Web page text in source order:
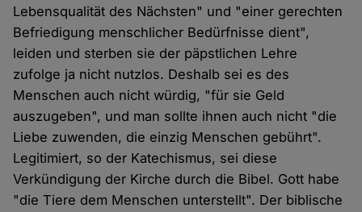
Lebensqualität des Nächsten" und "einer gerechten
Befriedigung menschlicher Bedürfnisse dient",
leiden und sterben sie der päpstlichen Lehre
zufolge ja nicht nutzlos. Deshalb sei es des
Menschen auch nicht würdig, "für sie Geld
auszugeben", und man sollte ihnen auch nicht "die
Liebe zuwenden, die einzig Menschen gebührt".
Legitimiert, so der Katechismus, sei diese
Verkündigung der Kirche durch die Bibel. Gott habe
"die Tiere dem Menschen unterstellt". Der biblische